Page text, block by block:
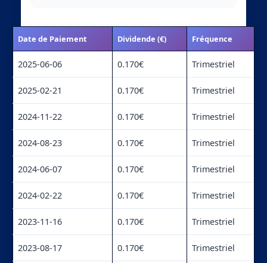
Date de Paiement Dividende (€) Fréquence
2025-06-06 0.170€ Trimestriel
2025-02-21 0.170€ Trimestriel
2024-11-22 0.170€ Trimestriel
2024-08-23 0.170€ Trimestriel
2024-06-07 0.170€ Trimestriel
2024-02-22 0.170€ Trimestriel
2023-11-16 0.170€ Trimestriel
2023-08-17 0.170€ Trimestriel